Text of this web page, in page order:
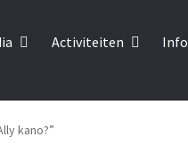
Activiteiten Info
kano?”